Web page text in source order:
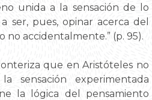
unida a la sensación de lo
ser, pues, opinar acerca del
no accidentalmente.” (p. 95).
que en Aristóteles no
sensación experimentada
la lógica del pensamiento